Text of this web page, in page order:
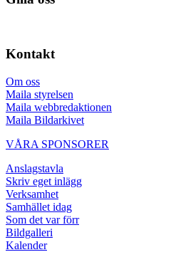
Kontakt
Om oss
Maila styrelsen
Maila webbredaktionen
Maila Bildarkivet
VÅRA SPONSORER
Anslagstavla
Skriv eget inlägg
Verksamhet
Samhället idag
Som det var förr
Bildgalleri
Kalender